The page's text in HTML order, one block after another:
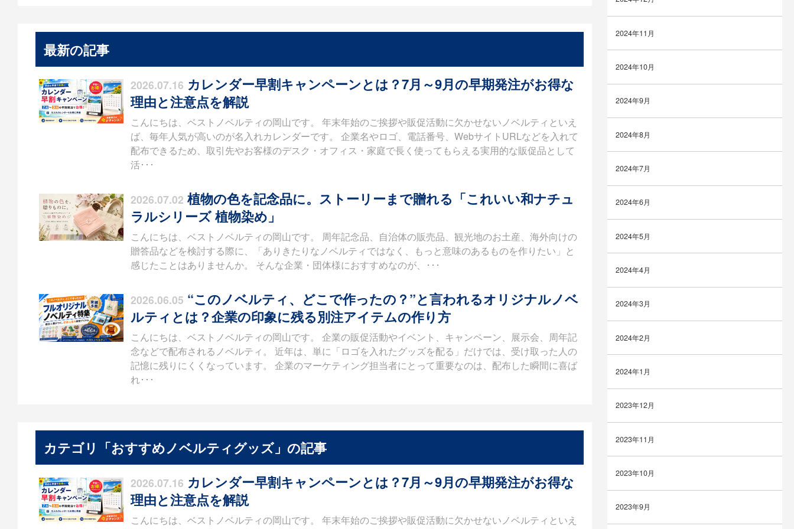
最新の記事
2026.07.16 カレンダー早割キャンペーンとは？7月～9月の早期発注がお得な
理由と注意点を解説
こんにちは、ベストノベルティの岡山です。 年末年始のご挨拶や販促活動に欠かせないノベルティといえ
ば、毎年人気が高いのが名入れカレンダーです。 企業名やロゴ、電話番号、WebサイトURLなどを入れて
配布できるため、取引先やお客様のデスク・オフィス・家庭で長く使ってもらえる実用的な販促品として
活･･･
2026.07.02 植物の色を記念品に。ストーリーまで贈れる「これいい和ナチュ
ラルシリーズ 植物染め」
こんにちは、ベストノベルティの岡山です。 周年記念品、自治体の販売品、観光地のお土産、海外向けの
贈答品などを検討する際に、「ありきたりなノベルティではなく、もっと意味のあるものを作りたい」と
感じたことはありませんか。 そんな企業・団体様におすすめなのが、･･･
2026.06.05 “このノベルティ、どこで作ったの？”と言われるオリジナルノベ
ルティとは？企業の印象に残る別注アイテムの作り方
こんにちは、ベストノベルティの岡山です。 企業の販促活動やイベント、キャンペーン、展示会、周年記
念などで配布されるノベルティ。 近年は、単に「ロゴを入れたグッズを配る」だけでは、受け取った人の
記憶に残りにくくなっています。 企業のマーケティング担当者にとって重要なのは、配布した瞬間に喜ば
れ･･･
カテゴリ「おすすめノベルティグッズ」の記事
2026.07.16 カレンダー早割キャンペーンとは？7月～9月の早期発注がお得な
理由と注意点を解説
こんにちは、ベストノベルティの岡山です。 年末年始のご挨拶や販促活動に欠かせないノベルティといえ
2024年11月
2024年10月
2024年9月
2024年8月
2024年7月
2024年6月
2024年5月
2024年4月
2024年3月
2024年2月
2024年1月
2023年12月
2023年11月
2023年10月
2023年9月